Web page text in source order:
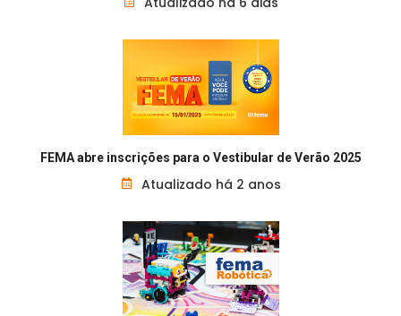
FEMA abre inscrições para o Vestibular de Verão 2025
Atualizado há 2 anos